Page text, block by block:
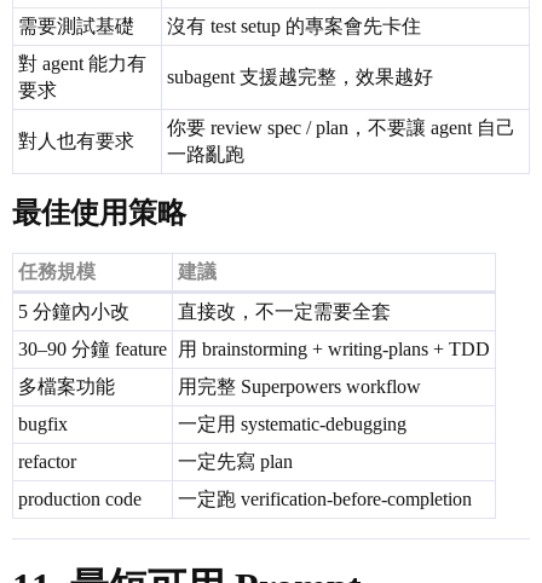
需要測試基礎
沒有 test setup 的專案會先卡住
對 agent 能力有
要求
subagent 支援越完整，效果越好
對人也有要求
你要 review spec / plan，不要讓 agent 自己
一路亂跑
最佳使用策略
任務規模
建議
5 分鐘內小改
直接改，不一定需要全套
30–90 分鐘 feature
用 brainstorming + writing-plans + TDD
多檔案功能
用完整 Superpowers workflow
bugfix
一定用 systematic-debugging
refactor
一定先寫 plan
production code
一定跑 verification-before-completion